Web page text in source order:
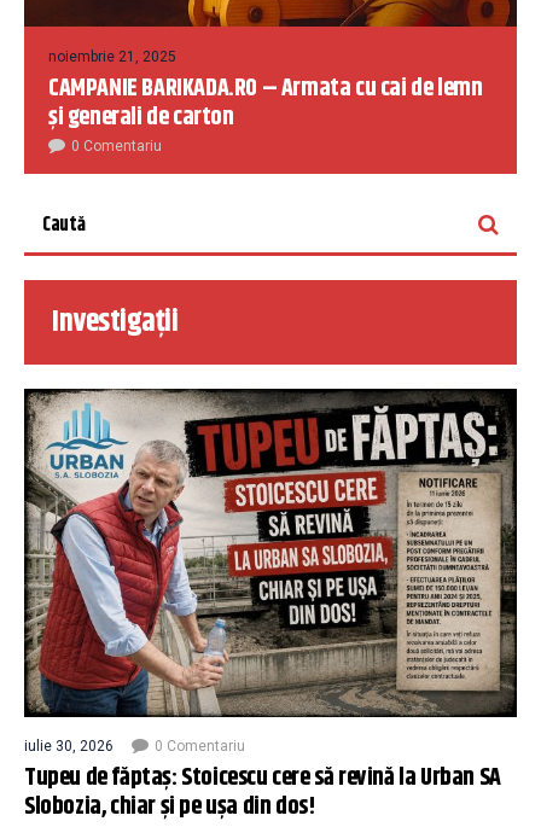
noiembrie 21, 2025
CAMPANIE BARIKADA.RO – Armata cu cai de lemn
și generali de carton
0 Comentariu
Investigații
iulie 30, 2026 0 Comentariu
Tupeu de făptaș: Stoicescu cere să revină la Urban SA
Slobozia, chiar și pe ușa din dos!